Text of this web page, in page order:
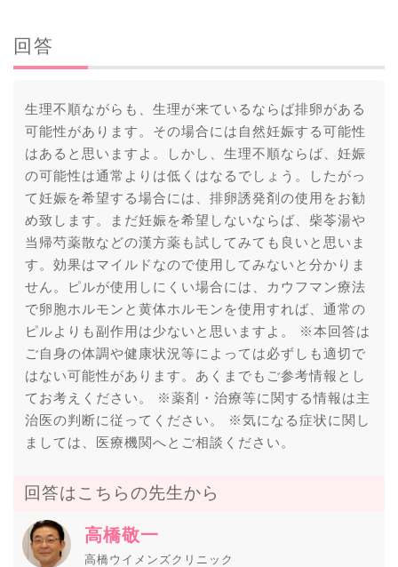
回答
生理不順ながらも、生理が来ているならば排卵がある
可能性があります。その場合には自然妊娠する可能性
はあると思いますよ。しかし、生理不順ならば、妊娠
の可能性は通常よりは低くはなるでしょう。したがっ
て妊娠を希望する場合には、排卵誘発剤の使用をお勧
め致します。まだ妊娠を希望しないならば、柴苓湯や
当帰芍薬散などの漢方薬も試してみても良いと思いま
す。効果はマイルドなので使用してみないと分かりま
せん。ピルが使用しにくい場合には、カウフマン療法
で卵胞ホルモンと黄体ホルモンを使用すれば、通常の
ピルよりも副作用は少ないと思いますよ。 ※本回答は
ご自身の体調や健康状況等によっては必ずしも適切で
はない可能性があります。あくまでもご参考情報とし
てお考えください。 ※薬剤・治療等に関する情報は主
治医の判断に従ってください。 ※気になる症状に関し
ましては、医療機関へとご相談ください。
回答はこちらの先生から
高橋敬一
高橋ウイメンズクリニック